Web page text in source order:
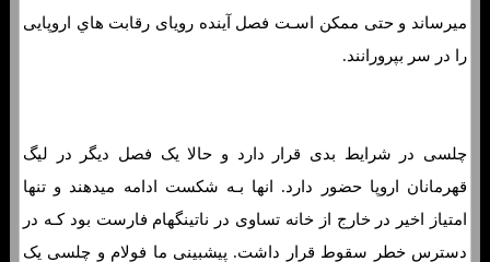
میرساند و حتی ممکن اسـت فصل آینده رویای رقابت هاي‌ اروپایی
را در سر بپرورانند.
چلسی در شرایط بدی قرار دارد و حالا یک فصل دیگر در لیگ
قهرمانان اروپا حضور دارد. انها بـه شکست ادامه میدهند و تنها
امتیاز اخیر در خارج از خانه تساوی در ناتینگهام فارست بود کـه در
دسترس خطر سقوط قرار داشت. پیشبینی ما فولام و چلسی یک